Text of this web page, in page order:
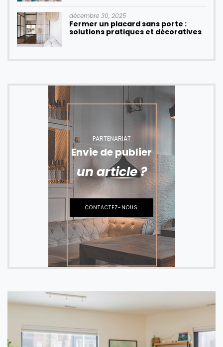
décembre 30, 2025
Fermer un placard sans porte :
solutions pratiques et décoratives
PARTENARIAT
Envie de publier
un article ?
CONTACTEZ-NOUS